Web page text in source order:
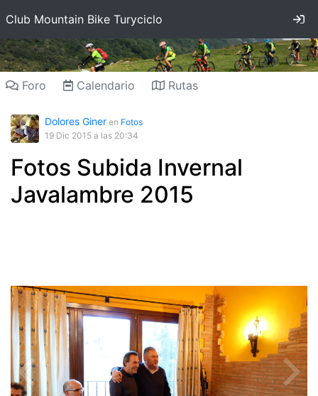
Club Mountain Bike Turyciclo
Foro Calendario Rutas
Dolores Giner en Fotos
19 Dic 2015 a las 20:34
Fotos Subida Invernal
Javalambre 2015